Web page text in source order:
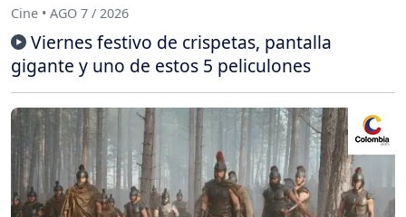
Cine • AGO 7 / 2026
Viernes festivo de crispetas, pantalla
gigante y uno de estos 5 peliculones